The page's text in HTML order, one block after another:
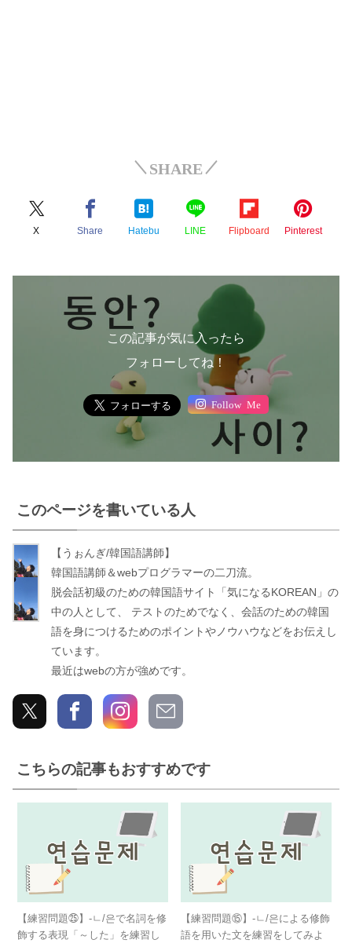
SHARE
X Share Hatebu LINE Flipboard Pinterest
この記事が気に入ったら
フォローしてね！
Follow Me
このページを書いている人
う
ぉ
ん
【うぉんぎ/韓国語講師】
韓国語講師＆webプログラマーの二刀流。
脱会話初級のための韓国語サイト「気になるKOREAN」の
中の人として、 テストのためでなく、会話のための韓国
語を身につけるためのポイントやノウハウなどをお伝えし
ています。
最近はwebの方が強めです。
こちらの記事もおすすめです
【練習問題㉕】-ㄴ/은で名詞を修
飾する表現「～した」を練習し
【練習問題⑮】-ㄴ/은による修飾
語を用いた文を練習をしてみよ